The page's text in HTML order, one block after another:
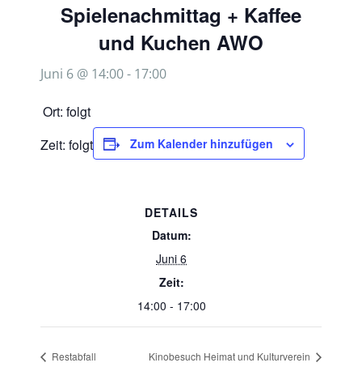
Spielenachmittag + Kaffee
und Kuchen AWO
Juni 6 @ 14:00- 17:00
Ort: folgt
Zeit: folgt
Zum Kalender hinzufügen
DETAILS
Datum:
Juni 6
Zeit:
14:00 - 17:00
Restabfall Kinobesuch Heimat und Kulturverein